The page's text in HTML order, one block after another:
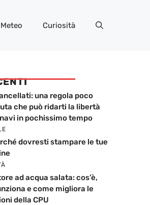
Meteo Curiosità
una regola poco
che può ridarti la libertà
in pochissimo tempo
dovresti stampare le tue
ad acqua salata: cos’è,
e come migliora le
della CPU